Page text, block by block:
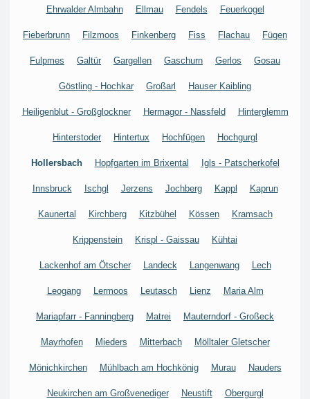
Ehrwalder Almbahn Ellmau Fendels Feuerkogel
Fieberbrunn Filzmoos Finkenberg Fiss Flachau Fügen
Fulpmes Galtür Gargellen Gaschurn Gerlos Gosau
Göstling - Hochkar Großarl Hauser Kaibling
Heiligenblut - Großglockner Hermagor - Nassfeld Hinterglemm
Hinterstoder Hintertux Hochfügen Hochgurgl
Hollersbach Hopfgarten im Brixental Igls - Patscherkofel
Innsbruck Ischgl Jerzens Jochberg Kappl Kaprun
Kaunertal Kirchberg Kitzbühel Kössen Kramsach
Krippenstein Krispl - Gaissau Kühtai
Lackenhof am Ötscher Landeck Langenwang Lech
Leogang Lermoos Leutasch Lienz Maria Alm
Mariapfarr - Fanningberg Matrei Mauterndorf - Großeck
Mayrhofen Mieders Mitterbach Mölltaler Gletscher
Mönichkirchen Mühlbach am Hochkönig Murau Nauders
Neukirchen am Großvenediger Neustift Obergurgl